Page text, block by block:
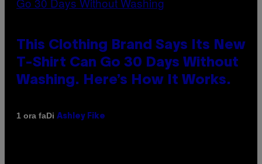
This Clothing Brand Says Its New
T-Shirt Can Go 30 Days Without
Washing. Here’s How It Works.
1 ora faDi Ashley Fike